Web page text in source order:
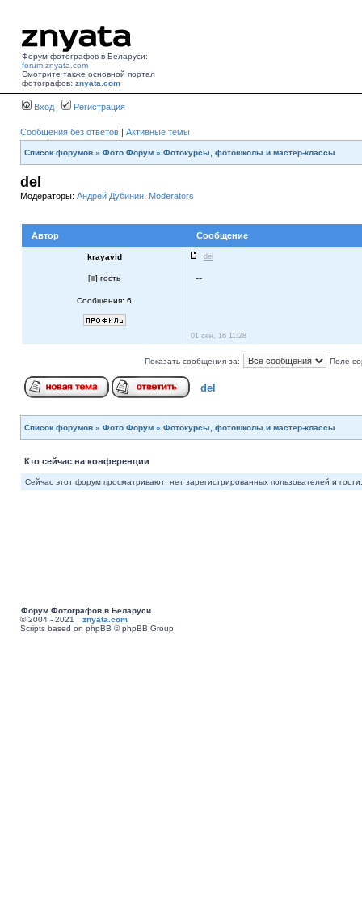
Форум фотографов в Беларуси:
forum.znyata.com
Смотрите также основной портал
фотографов: znyata.com
Вход Регистрация
Сообщения без ответов | Активные темы
Список форумов » Фото Форум » Фотокурсы, фотошколы и мастер-классы
del
Модераторы: Андрей Дубинин Moderators
Автор Сообщение
krayavid del
[ ] гость
Сообщения: 6
--
01 сен, 16 11:28
Показать сообщения за: Поле
del
Список форумов » Фото Форум » Фотокурсы, фотошколы и мастер-классы
Кто сейчас на конференции
Сейчас этот форум просматривают: нет зарегистрированных пользователей и
Форум Фотографов в Беларуси
© 2004 - 2021 znyata.com
Scripts based on phpBB © phpBB Group